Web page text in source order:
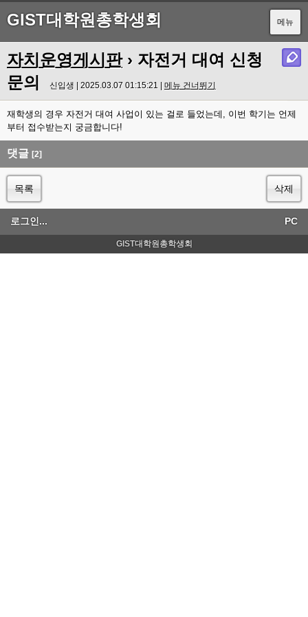
GIST대학원총학생회 메뉴
자치운영게시판› 자전거 대여 신청
문의
신입생 | 2025.03.07 01:15:21 | 메뉴 건너뛰기
재학생의 경우 자전거 대여 사업이 있는 걸로 들었는데, 이번 학기는 언제
부터 접수받는지 궁금합니다!
댓글 [2]
목록 삭제
로그인... PC
GIST대학원총학생회